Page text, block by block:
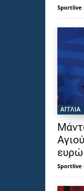
Sportlive
ΑΓΓΛΙΑ
ευρώ
Sportlive